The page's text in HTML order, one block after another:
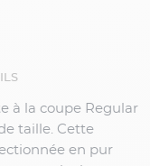
à la coupe Regular
taille. Cette
en pur